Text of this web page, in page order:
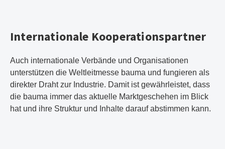
Internationale Kooperationspartner
Auch internationale Verbände und Organisationen
unterstützen die Weltleitmesse bauma und fungieren als
direkter Draht zur Industrie. Damit ist gewährleistet, dass
die bauma immer das aktuelle Marktgeschehen im Blick
hat und ihre Struktur und Inhalte darauf abstimmen kann.